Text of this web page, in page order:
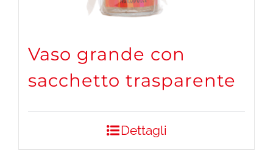
Vaso grande con
sacchetto trasparente
Dettagli